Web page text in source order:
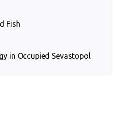
Fish
in Occupied Sevastopol